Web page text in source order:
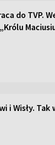
do TVP.
i Wisły.